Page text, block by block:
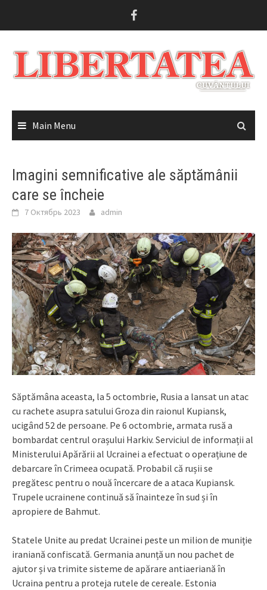
Main Menu
Imagini semnificative ale săptămânii
care se încheie
7 Октябрь 2023 admin
Săptămâna aceasta, la 5 octombrie, Rusia a lansat un atac
cu rachete asupra satului Groza din raionul Kupiansk,
ucigând 52 de persoane. Pe 6 octombrie, armata rusă a
bombardat centrul orașului Harkiv. Serviciul de informații al
Ministerului Apărării al Ucrainei a efectuat o operațiune de
debarcare în Crimeea ocupată. Probabil că rușii se
pregătesc pentru o nouă încercare de a ataca Kupiansk.
Trupele ucrainene continuă să înainteze în sud și în
apropiere de Bahmut.
Statele Unite au predat Ucrainei peste un milion de muniție
iraniană confiscată. Germania anunță un nou pachet de
ajutor și va trimite sisteme de apărare antiaeriană în
Ucraina pentru a proteja rutele de cereale. Estonia